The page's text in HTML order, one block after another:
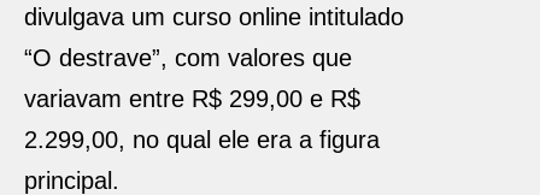
divulgava um curso online intitulado
“O destrave”, com valores que
variavam entre R$ 299,00 e R$
2.299,00, no qual ele era a figura
principal.